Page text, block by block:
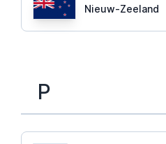
Nieuw-Zeeland
P